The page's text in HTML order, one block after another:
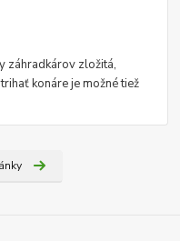
záhradkárov zložitá,
konáre je možné tiež